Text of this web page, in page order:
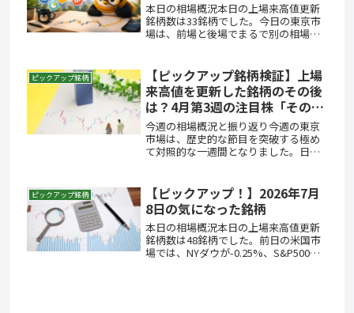
本日の相場概況本日の上場来高値更新
銘柄数は33銘柄でした。今日の東京市
場は、前場と後場でまるで別の相場で
NASDAQ100が+1.93%とそろって上昇
し、フィラデルフ...
ピックアップ銘柄
【ピックアップ銘柄検証】上場
来高値を更新した銘柄のその後
は？4月第3週の注目株「その後
の明暗」
今週の相場概況と振り返り今週の東京
市場は、歴史的な節目を突破する極め
て対照的な一週間となりました。日経
導体株指数）が1万ドルの大台を突破す
るという強力な追い風を受け、24...
ピックアップ銘柄
【ピックアップ！】2026年7月
8日の気になった銘柄
本日の相場概況本日の上場来高値更新
銘柄数は48銘柄でした。前日の米国市
場では、NYダウが-0.25%、S&P500